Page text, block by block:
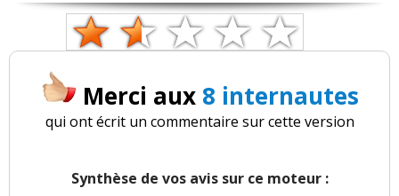
Merci aux 8 internautes
qui ont écrit un commentaire sur cette version
Synthèse de vos avis sur ce moteur :